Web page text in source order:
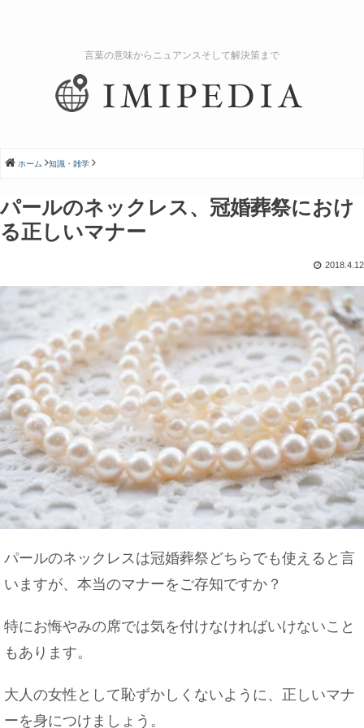
言葉の意味からニュアンスそして解決策まで
ホーム 知識・雑学
パールのネックレス、冠婚葬祭におけ
る正しいマナー
2018.4.12
パールのネックレスは冠婚葬祭どちらでも使えると言
いますが、本当のマナーをご存知ですか？
特にお悔やみの席では気を付けなければいけないこと
もあります。
大人の女性として恥ずかしくないように、正しいマナ
ーを身につけましょう。